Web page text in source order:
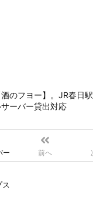
のフヨー】。JR春日
ーバー貸出対応
ー 前へ
ス